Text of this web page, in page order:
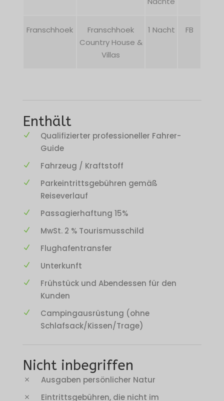
Franschhoek
Franschhoek
Country House &
Villas
1 Nacht FB
Enthält
Qualifizierter professioneller Fahrer-
Guide
Fahrzeug / Kraftstoff
Parkeintrittsgebühren gemäß
Reiseverlauf
Passagierhaftung 15%
MwSt. 2 % Tourismusschild
Flughafentransfer
Unterkunft
Frühstück und Abendessen für den
Kunden
Campingausrüstung (ohne
Schlafsack/Kissen/Trage)
Nicht inbegriffen
Ausgaben persönlicher Natur
Eintrittsgebühren, die nicht im